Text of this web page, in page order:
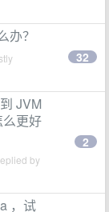
办？
32
JVM
更好
by
2
，试